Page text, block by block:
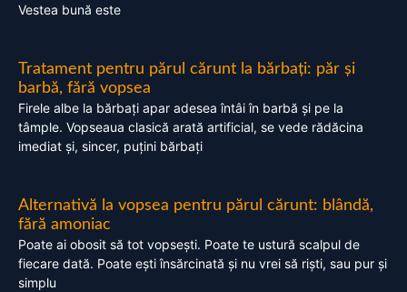
Vestea bună este
Tratament pentru părul cărunt la bărbați: păr și
barbă, fără vopsea
Firele albe la bărbați apar adesea întâi în barbă și pe la
tâmple. Vopseaua clasică arată artificial, se vede rădăcina
imediat și, sincer, puțini bărbați
Alternativă la vopsea pentru părul cărunt: blândă,
fără amoniac
Poate ai obosit să tot vopsești. Poate te ustură scalpul de
fiecare dată. Poate ești însărcinată și nu vrei să riști, sau pur și
simplu